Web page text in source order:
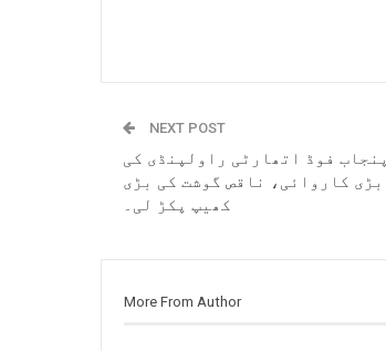
NEXT POST
پنجاب فوڈ اتھارٹی راولپنڈی کی
بڑی کاروائی، ناقص گوشت کی بڑی
کھیپ پکڑ لی۔
More From Author